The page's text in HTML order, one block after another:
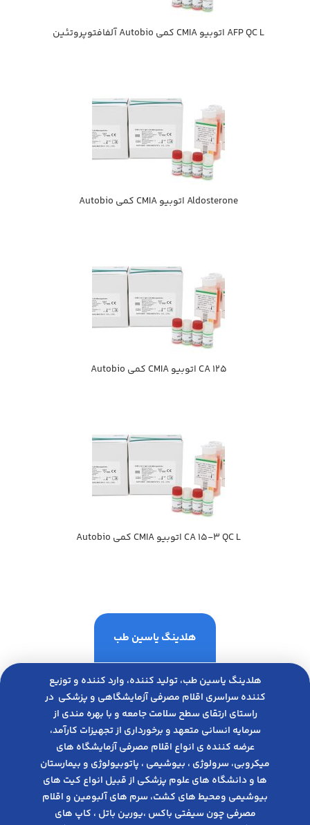
AFP QC L اتوبيو CMIA كمي Autobio آلفافتوپروتئين
Aldosterone اتوبيو CMIA كمي Autobio
CA 125 اتوبيو CMIA كمي Autobio
CA 15-3 QC L اتوبيو CMIA كمي Autobio
هلدینگ یاسین طب
هلدینگ یاسین طب، تولید کننده، وارد کننده و توزیع
کننده سراسری اقلام مصرفی آزمایشگاهی و پزشکی در
راﺳﺘﺎی ارﺗﻘﺎی ﺳﻄﺢ ﺳﻼﻣﺖ ﺟﺎﻣﻌﻪ و ﺑﺎ ﺑﻬﺮه ﻣﻨﺪی از
ﺳﺮﻣﺎﯾﻪ انسانی متعهد و ﺑﺮﺧﻮرداری از ﺗﺠﻬﯿﺰات ﮐﺎرآﻣﺪ،
عرضه کننده ی انواع اﻗﻼم مصرفی آزﻣﺎﯾﺸﮕﺎه های
میکروبی، ﺳﺮوﻟﻮژی ، ﺑﯿﻮﺷﯿﻤﯽ ، پاتوبیولوژی و بیمارستان
ها و دانشگاه های علوم پزشکی از قبیل انواع کیت های
بیوشیمی ومحیط های کشت، سرم های آلبومین و اقلام
مصرفی چون سیفتی باکس ،یورین باتل ، کاپ های